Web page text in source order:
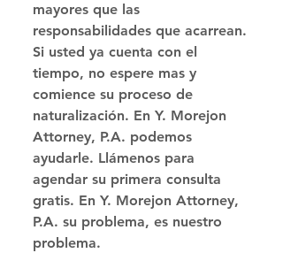
mayores que las
responsabilidades que acarrean.
Si usted ya cuenta con el
tiempo, no espere mas y
comience su proceso de
naturalización. En Y. Morejon
Attorney, P.A. podemos
ayudarle. Llámenos para
agendar su primera consulta
gratis. En Y. Morejon Attorney,
P.A. su problema, es nuestro
problema.